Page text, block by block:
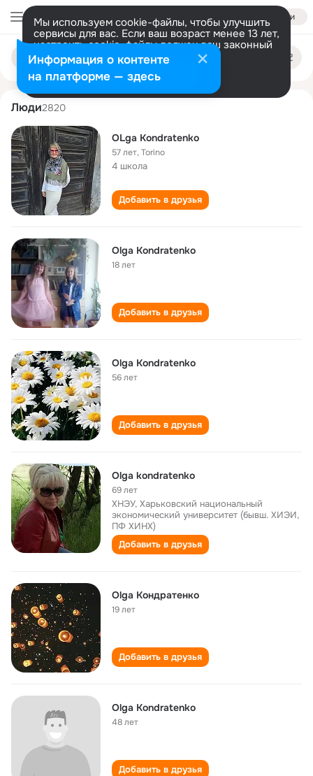
Войти
Мы используем cookie-файлы, чтобы улучшить
сервисы для вас. Если ваш возраст менее 13 лет,
настроить cookie-файлы должен ваш законный
представитель. Больше информации
Разрешить все Настроить
Поиск
людям
olga kondratenko
Люди2820
OLga Kondratenko
57 лет,Torino
4 школа
Добавить в друзья
Olga Kondratenko
18 лет
Добавить в друзья
Olga Kondratenko
56 лет
Добавить в друзья
Olga kondratenko
69 лет
ХНЭУ, Харьковский национальный
экономический университет (бывш. ХИЭИ,
ПФ ХИНХ)
Добавить в друзья
Olga Кондратенко
19 лет
Добавить в друзья
Olga Kondratenko
48 лет
Добавить в друзья
Информация о контенте
на платформе — здесь